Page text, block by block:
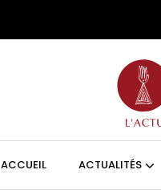
ACCUEIL ACTUALITÉS